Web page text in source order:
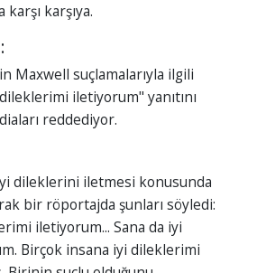
karşıya.
Maxwell suçlamalarıyla ilgili
iletiyorum" yanıtını
reddediyor.
dileklerini iletmesi konusunda
bir röportajda şunları söyledi:
iletiyorum... Sana da iyi
Birçok insana iyi dileklerimi